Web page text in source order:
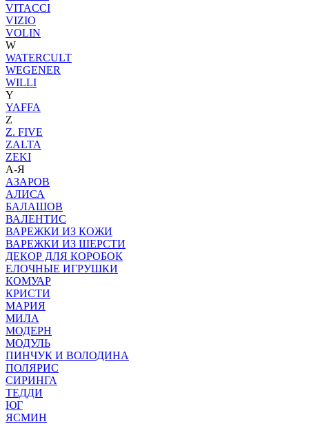
VITACCI
VIZIO
VOLIN
W
WATERCULT
WEGENER
WILLI
Y
YAFFA
Z
Z. FIVE
ZALTA
ZEKI
А-Я
АЗАРОВ
АЛИСА
БАЛАШОВ
ВАЛЕНТИС
ВАРЕЖКИ ИЗ КОЖИ
ВАРЕЖКИ ИЗ ШЕРСТИ
ДЕКОР ДЛЯ КОРОБОК
ЕЛОЧНЫЕ ИГРУШКИ
КОМУАР
КРИСТИ
МАРИЯ
МИЛА
МОДЕРН
МОДУЛЬ
ПИНЧУК И ВОЛОДИНА
ПОЛЯРИС
СИРИНГА
ТЕДДИ
ЮГ
ЯСМИН